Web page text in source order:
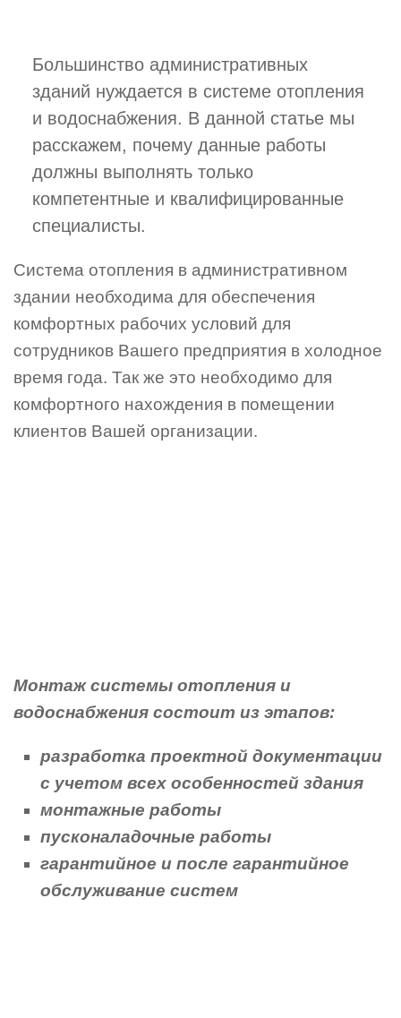
Большинство административных
зданий нуждается в системе отопления
и водоснабжения. В данной статье мы
расскажем, почему данные работы
должны выполнять только
компетентные и квалифицированные
специалисты.
Система отопления в административном
здании необходима для обеспечения
комфортных рабочих условий для
сотрудников Вашего предприятия в холодное
время года. Так же это необходимо для
комфортного нахождения в помещении
клиентов Вашей организации.
Монтаж системы отопления и
водоснабжения состоит из этапов:
разработка проектной документации
с учетом всех особенностей здания
монтажные работы
пусконаладочные работы
гарантийное и после гарантийное
обслуживание систем